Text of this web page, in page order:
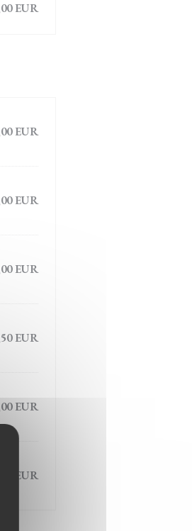
EUR
EUR
EUR
EUR
EUR
EUR
EUR